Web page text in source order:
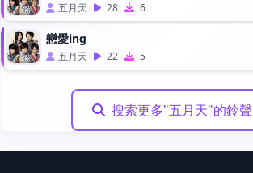
五月天 28 6
戀愛ing
五月天 22 5
搜索更多"五月天"的鈴聲